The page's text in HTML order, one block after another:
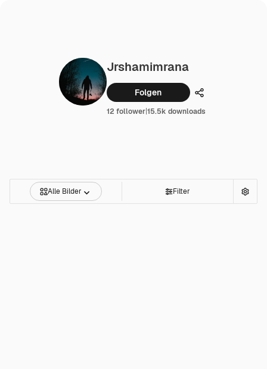
Jrshamimrana
Folgen Teilen
12 follower|15.5k downloads
Alle Bilder Filter